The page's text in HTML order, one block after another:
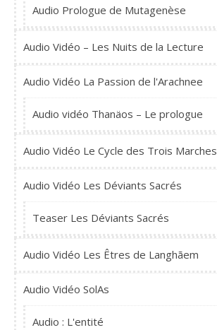
Audio Prologue de Mutagenèse
Audio Vidéo – Les Nuits de la Lecture
Audio Vidéo La Passion de l'Arachnee
Audio vidéo Thanäos – Le prologue
Audio Vidéo Le Cycle des Trois Marches
Audio Vidéo Les Déviants Sacrés
Teaser Les Déviants Sacrés
Audio Vidéo Les Êtres de Langhãem
Audio Vidéo SolAs
Audio : L'entité